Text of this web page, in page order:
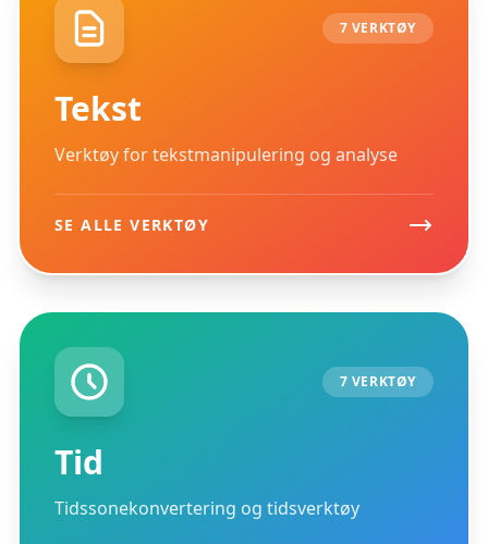
7 VERKTØY
Tekst
Verktøy for tekstmanipulering og analyse
SE ALLE VERKTØY
7 VERKTØY
Tid
Tidssonekonvertering og tidsverktøy